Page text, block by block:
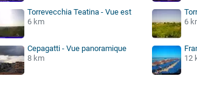
Torrevecchia Teatina - Vue est
6 km
6
Cepagatti - Vue panoramique
8 km
12